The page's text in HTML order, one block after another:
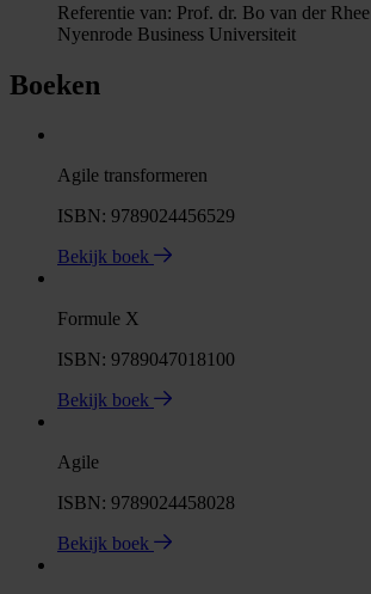
Referentie van: Prof. dr. Bo van der Rhee
Nyenrode Business Universiteit
Boeken
Agile transformeren
ISBN: 9789024456529
Bekijk boek
Formule X
ISBN: 9789047018100
Bekijk boek
Agile
ISBN: 9789024458028
Bekijk boek